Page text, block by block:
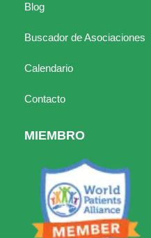
Blog
Buscador de Asociaciones
Calendario
Contacto
MIEMBRO